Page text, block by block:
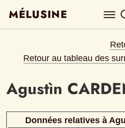
MÉLUSINE
Retour au tableau des
Agustìn
Données relatives à